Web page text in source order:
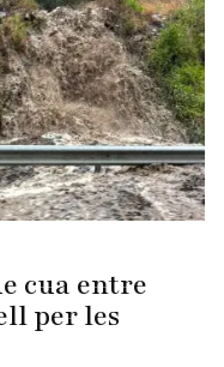
cua entre
per les